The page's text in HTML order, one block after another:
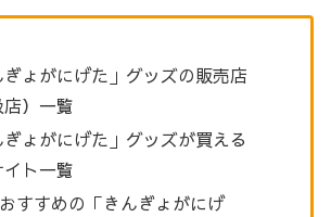
ぎょがにげた」グッズの販売店
店）一覧
ぎょがにげた」グッズが買える
ト一覧
すすめの「きんぎょがにげ